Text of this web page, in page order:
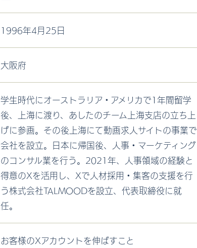
1996年4月25日
大阪府
学生時代にオーストラリア・アメリカで1年間留学
後、上海に渡り、あしたのチーム上海支店の立ち上
げに参画。その後上海にて動画求人サイトの事業で
会社を設立。日本に帰国後、人事・マーケティング
のコンサル業を行う。2021年、人事領域の経験と
得意のXを活用し、Xで人材採用・集客の支援を行
う株式会社TALMOODを設立、代表取締役に就
任。
お客様のXアカウントを伸ばすこと